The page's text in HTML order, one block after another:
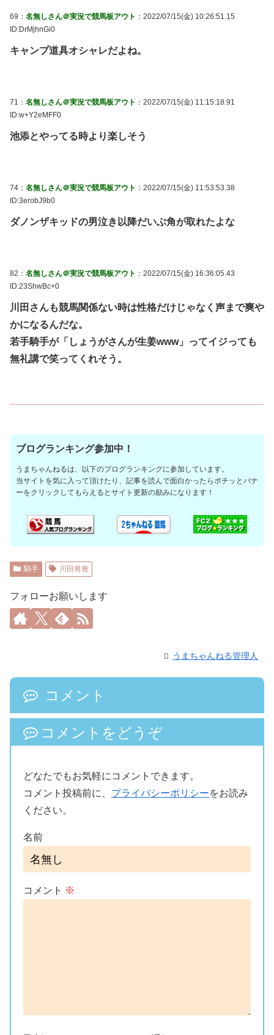
69： 名無しさん＠実況で競馬板アウト ：2022/07/15(金) 10:26:51.15
ID:DrMjhnGi0
キャンプ道具オシャレだよね。
71： 名無しさん＠実況で競馬板アウト ：2022/07/15(金) 11:15:18.91
ID:w+Y2eMFF0
池添とやってる時より楽しそう
74： 名無しさん＠実況で競馬板アウト ：2022/07/15(金) 11:53:53.38
ID:3erobJ9b0
ダノンザキッドの男泣き以降だいぶ角が取れたよな
82： 名無しさん＠実況で競馬板アウト ：2022/07/15(金) 16:36:05.43
ID:23ShwBc+0
川田さんも競馬関係ない時は性格だけじゃなく声まで爽や
かになるんだな。
若手騎手が「しょうがさんが生姜www」ってイジっても
無礼講で笑ってくれそう。
ブログランキング参加中！
うまちゃんねるは、以下のブログランキングに参加しています。
当サイトを気に入って頂けたり、記事を読んで面白かったらポチッとバナ
ーをクリックしてもらえるとサイト更新の励みになります！
騎手 川田将雅
フォローお願いします
うまちゃんねる管理人
コメント
コメントをどうぞ
どなたでもお気軽にコメントできます。
コメント投稿前に、 プライバシーポリシーをお読み
ください。
名前
コメント ※